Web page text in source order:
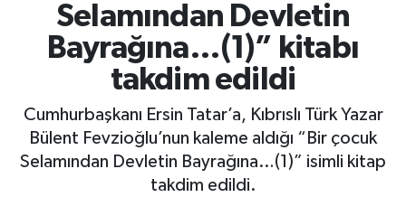
Selamından Devletin
Bayrağına…(1)” kitabı
takdim edildi
Cumhurbaşkanı Ersin Tatar’a, Kıbrıslı Türk Yazar
Bülent Fevzioğlu’nun kaleme aldığı “Bir çocuk
Selamından Devletin Bayrağına…(1)” isimli kitap
takdim edildi.
Haber Arşivi